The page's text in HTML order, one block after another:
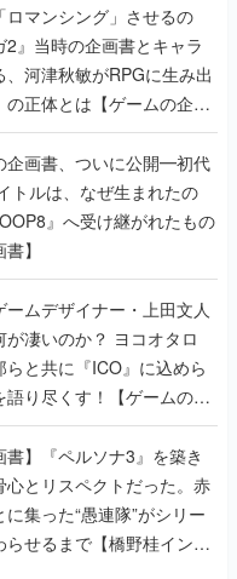
ロマンシング」させるの
』当時の企画書とキャラ
河津秋敏がRPGに生み出
の正体とは【ゲームの企画
企画書、ついに公開━初代
トルは、なぜ生まれたの
』へ受け継がれたもの
】
ムデザイナー・上田文人
が凄いのか？ ヨコオタロ
らと共に『ICO』に込めら
語り尽くす！【ゲームの企
書】『ペルソナ3』を築き
心とリスペクトだった。赤
集った“愚連隊”がシリー
らせるまで【橋野桂インタ